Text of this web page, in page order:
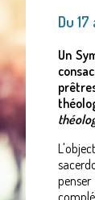
ici
Du
Un